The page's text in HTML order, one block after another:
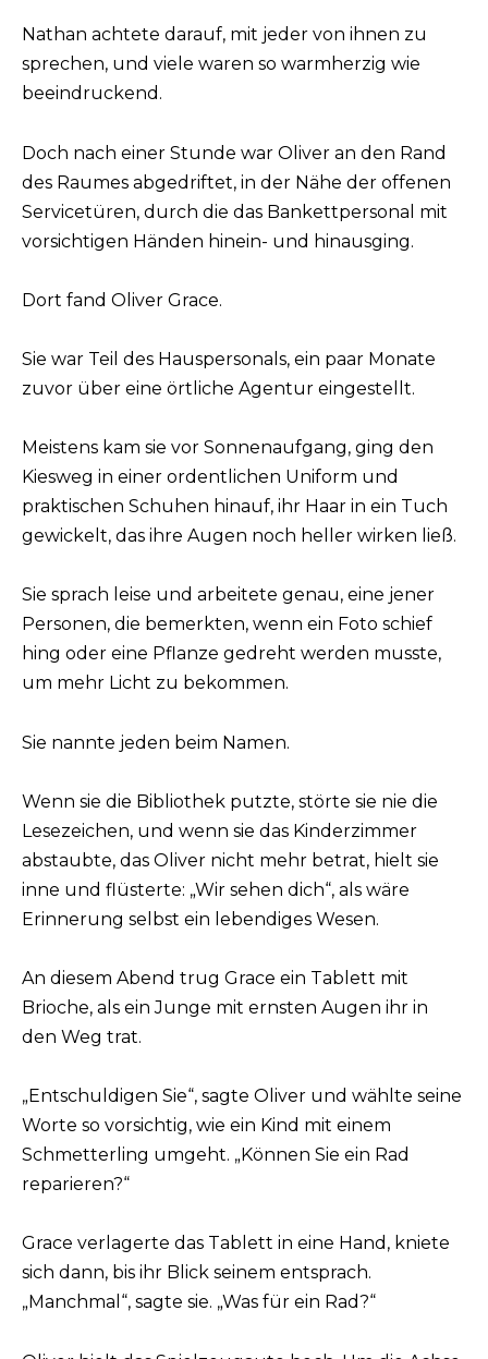
Nathan achtete darauf, mit jeder von ihnen zu
sprechen, und viele waren so warmherzig wie
beeindruckend.
Doch nach einer Stunde war Oliver an den Rand
des Raumes abgedriftet, in der Nähe der offenen
Servicetüren, durch die das Bankettpersonal mit
vorsichtigen Händen hinein- und hinausging.
Dort fand Oliver Grace.
Sie war Teil des Hauspersonals, ein paar Monate
zuvor über eine örtliche Agentur eingestellt.
Meistens kam sie vor Sonnenaufgang, ging den
Kiesweg in einer ordentlichen Uniform und
praktischen Schuhen hinauf, ihr Haar in ein Tuch
gewickelt, das ihre Augen noch heller wirken ließ.
Sie sprach leise und arbeitete genau, eine jener
Personen, die bemerkten, wenn ein Foto schief
hing oder eine Pflanze gedreht werden musste,
um mehr Licht zu bekommen.
Sie nannte jeden beim Namen.
Wenn sie die Bibliothek putzte, störte sie nie die
Lesezeichen, und wenn sie das Kinderzimmer
abstaubte, das Oliver nicht mehr betrat, hielt sie
inne und flüsterte: „Wir sehen dich“, als wäre
Erinnerung selbst ein lebendiges Wesen.
An diesem Abend trug Grace ein Tablett mit
Brioche, als ein Junge mit ernsten Augen ihr in
den Weg trat.
„Entschuldigen Sie“, sagte Oliver und wählte seine
Worte so vorsichtig, wie ein Kind mit einem
Schmetterling umgeht. „Können Sie ein Rad
reparieren?“
Grace verlagerte das Tablett in eine Hand, kniete
sich dann, bis ihr Blick seinem entsprach.
„Manchmal“, sagte sie. „Was für ein Rad?“